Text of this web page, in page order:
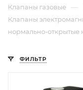
Клапаны газовые —
Клапаны
нормально-открытые
ФИЛЬТР